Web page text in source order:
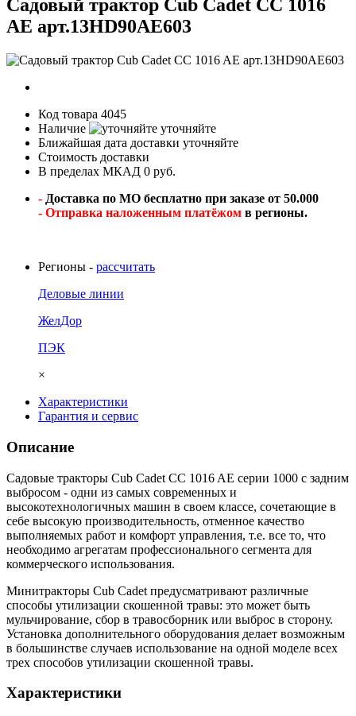
Садовый трактор Cub Cadet CC 1016
AE арт.13HD90AE603
Код товара 4045
Наличие
уточняйте
Ближайшая дата доставки уточняйте
Стоимость доставки
В пределах МКАД 0 руб.
- Доставка по МО бесплатно при заказе от 50.000
- Отправка наложенным платёжом в регионы.
Регионы - рассчитать
Деловые линии
ЖелДор
ПЭК
×
Характеристики
Гарантия и сервис
Описание
Садовые тракторы Cub Cadet CC 1016 AE серии 1000 с задним
выбросом - одни из самых современных и
высокотехнологичных машин в своем классе, сочетающие в
себе высокую производительность, отменное качество
выполняемых работ и комфорт управления, т.е. все то, что
необходимо агрегатам профессионального сегмента для
коммерческого использования.
Минитракторы Cub Cadet предусматривают различные
способы утилизации скошенной травы: это может быть
мульчирование, сбор в травосборник или выброс в сторону.
Установка дополнительного оборудования делает возможным
в большинстве случаев использование на одной моделе всех
трех способов утилизации скошенной травы.
Характеристики